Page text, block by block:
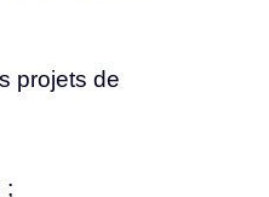
projets de
;